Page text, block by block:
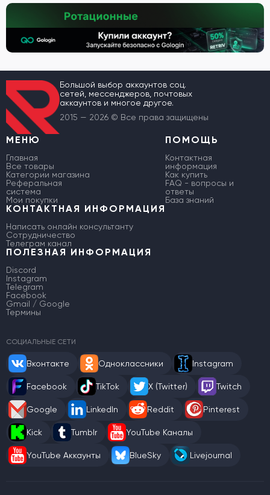
Большой выбор аккаунтов соц.
сетей, мессенджеров, почтовых
аккаунтов и многое другое.
2015 — 2026 © Все права защищены
МЕНЮ
Главная
Все товары
Категории магазина
Реферальная
система
Мои покупки
ПОМОЩЬ
Контактная
информация
Как купить
FAQ - вопросы и
ответы
База знаний
КОНТАКТНАЯ ИНФОРМАЦИЯ
Написать онлайн консультанту
Сотрудничество
Телеграм канал
ПОЛЕЗНАЯ ИНФОРМАЦИЯ
Discord
Instagram
Telegram
Facebook
Gmail / Google
Термины
СОЦИАЛЬНЫЕ СЕТИ
Вконтакте Одноклассники Instagram
Facebook TikTok X (Twitter) Twitch
Google LinkedIn Reddit Pinterest
Kick Tumblr YouTube Каналы
YouTube Аккаунты BlueSky Livejournal